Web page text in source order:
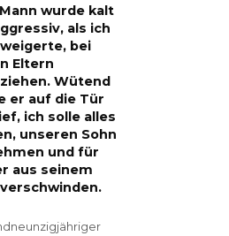
wurde kalt
als ich
bei
Eltern
Wütend
er auf die Tür
ich solle alles
unseren Sohn
und für
aus seinem